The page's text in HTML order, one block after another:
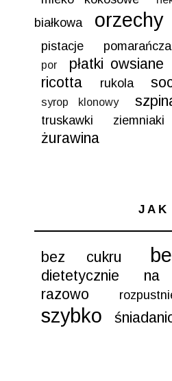
białkowa
orzechy
pistacje
pomarańcza
por płatki owsiane
ricotta rukola
syrop klonowy
truskawki
ziemniaki
żurawina
JAK
bez cukru
dietetycznie na
razowo
szybko